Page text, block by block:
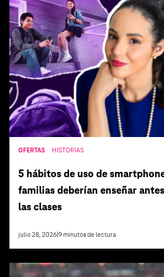
OFERTAS HISTORIAS
5 hábitos de uso de
familias deberían enseñar
las clases
julio 28, 2026 9 minutos de lectura